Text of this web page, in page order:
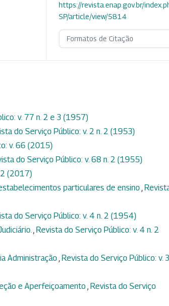
https://revista.enap.gov.br/
SP/article/view/5814
Formatos de Citação
v. 77 n. 2 e 3 (1957)
do Serviço Público: v. 2 n. 2 (1953)
v. 66 (2015)
do Serviço Público: v. 68 n. 2 (1955)
2 (2017)
particulares de ensino ,
do Serviço Público: v. 4 n. 2 (1954)
, Revista do Serviço Público: v. 4 n. 2
Administração , Revista do Serviço Público: v.
e Aperfeiçoamento , Revista do Serviço